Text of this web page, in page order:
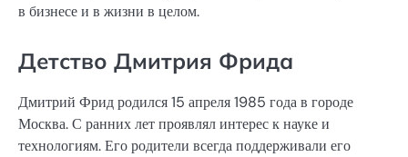
в бизнесе и в жизни в целом.
Детство Дмитрия Фрида
Дмитрий Фрид родился 15 апреля 1985 года в городе
Москва. С ранних лет проявлял интерес к науке и
технологиям. Его родители всегда поддерживали его